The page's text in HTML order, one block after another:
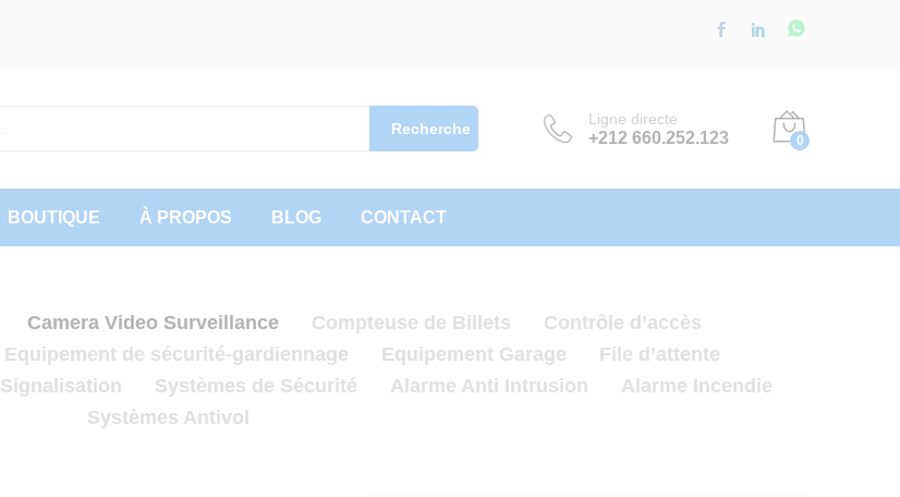
Recherche
Ligne directe
+212 660.252.123 0
BOUTIQUE À PROPOS BLOG CONTACT
Camera Video Surveillance Compteuse de Billets
Contrôle d’accès
Equipement de sécurité-gardiennage Equipement Garage
File d’attente
Signalisation Systèmes de Sécurité Alarme Anti Intrusion
Alarme Incendie
Systèmes Antivol